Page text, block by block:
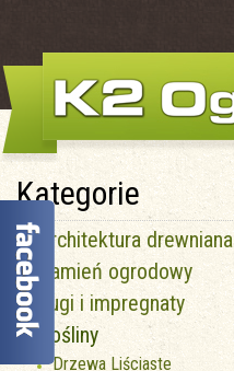
Kategorie
Architektura drewniana
Kamień ogrodowy
Fugi i impregnaty
Rośliny
Drzewa Liściaste